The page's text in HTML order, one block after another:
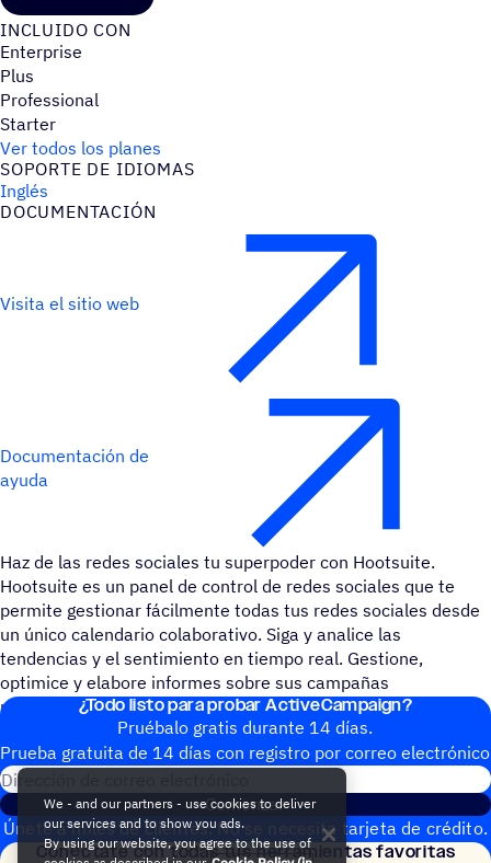
INCLUIDO CON
Enterprise
Plus
Professional
Starter
Ver todos los planes
SOPORTE DE IDIOMAS
Inglés
DOCU­MEN­TA­CIÓN
Visita el sitio web
Documentación de
ayuda
Haz de las redes sociales tu superpoder con Hootsuite.
Hootsuite es un panel de control de redes sociales que te
permite gestionar fácilmente todas tus redes sociales desde
un único calendario colaborativo. Siga y analice las
tendencias y el sentimiento en tiempo real. Gestione,
optimice y elabore informes sobre sus campañas
publicitarias en redes sociales y de búsqueda.
¿Todo listo para probar ActiveCampaign?
Pruébalo gratis durante 14 días.
Prueba gratuita de 14 días con regis­tro por correo electrónico
Dirección de correo electrónico
Comenzar
Únete a miles de clientes. No se necesita tarjeta de crédito.
Configuración instantánea.
Conéc­tate con todas tus herramientas favoritas
We - and our partners - use cookies to deliver
our services and to show you ads.
By using our website, you agree to the use of